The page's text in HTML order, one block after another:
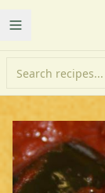
Toggle Menu